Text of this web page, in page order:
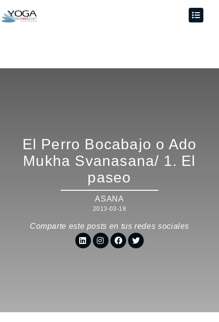
El Perro Bocabajo o Ado
Mukha Svanasana/ 1. El
paseo
ASANA
2013-03-18
Comparte este posts en tus redes sociales